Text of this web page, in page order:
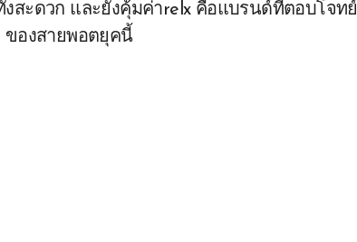
สะดวก และยังคุ้มค่าrelx คือแบรนด์ที่ตอบโจทย์
ของสายพอตยุคนี้